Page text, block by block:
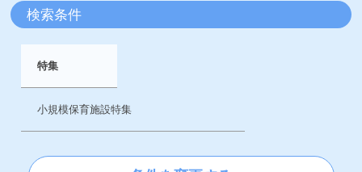
検索条件
特集
小規模保育施設特集